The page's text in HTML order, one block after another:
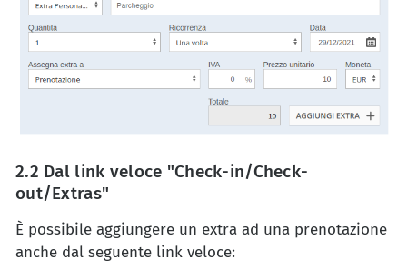
2.2 Dal link veloce "Check-in/Check-
out/Extras"
È possibile aggiungere un extra ad una prenotazione
anche dal seguente link veloce: